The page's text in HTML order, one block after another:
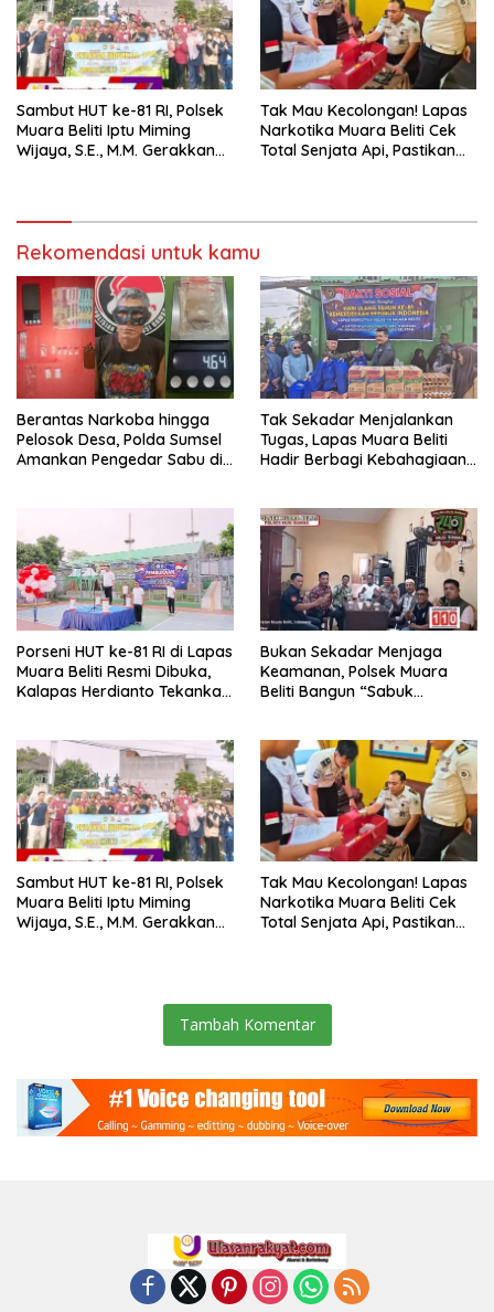
Sambut HUT ke-81 RI, Polsek
Muara Beliti Iptu Miming
Wijaya, S.E., M.M. Gerakkan
Tak Mau Kecolongan! Lapas
Narkotika Muara Beliti Cek
Total Senjata Api, Pastikan
Rekomendasi untuk kamu
Berantas Narkoba hingga
Pelosok Desa, Polda Sumsel
Amankan Pengedar Sabu di
Tak Sekadar Menjalankan
Tugas, Lapas Muara Beliti
Hadir Berbagi Kebahagiaan
Porseni HUT ke-81 RI di Lapas
Muara Beliti Resmi Dibuka,
Kalapas Herdianto Tekankan
Bukan Sekadar Menjaga
Keamanan, Polsek Muara
Beliti Bangun “Sabuk
Sambut HUT ke-81 RI, Polsek
Muara Beliti Iptu Miming
Wijaya, S.E., M.M. Gerakkan
Tak Mau Kecolongan! Lapas
Narkotika Muara Beliti Cek
Total Senjata Api, Pastikan
Tambah Komentar